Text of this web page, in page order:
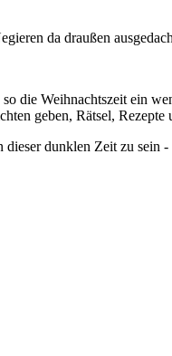
da draußen
die Weihnachtszeit ein
geben, Rätsel, Rezepte
dunklen Zeit zu sein